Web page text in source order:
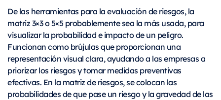
De las herramientas para la evaluación de riesgos, la
matriz 3×3 o 5×5 probablemente sea la más usada, para
visualizar la probabilidad e impacto de un peligro.
Funcionan como brújulas que proporcionan una
representación visual clara, ayudando a las empresas a
priorizar los riesgos y tomar medidas preventivas
efectivas. En la matriz de riesgos, se colocan las
probabilidades de que pase un riesgo y la gravedad de las